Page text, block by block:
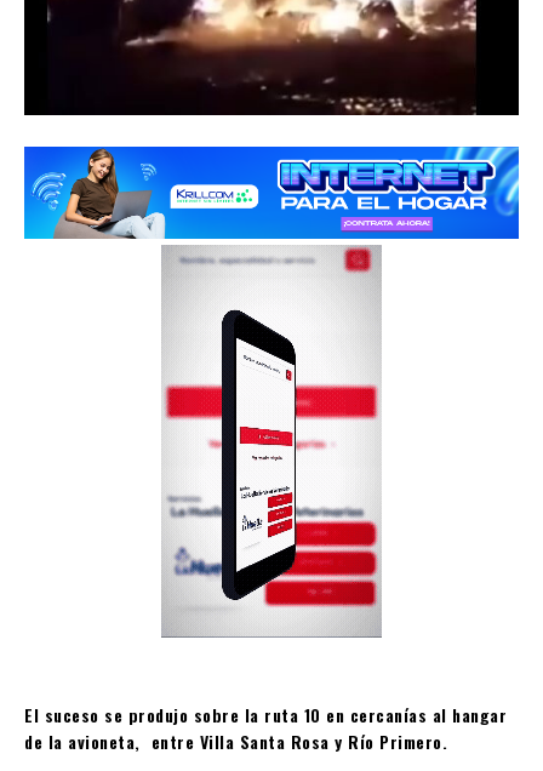
El suceso se produjo sobre la ruta 10 en cercanías al hangar
de la avioneta, entre Villa Santa Rosa y Río Primero.